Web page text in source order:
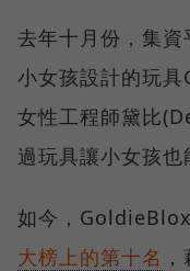
去年十月份，集資
小女孩設計的玩
女性工程師黛比
過玩具讓小女孩也
如今，
大榜上的第十名